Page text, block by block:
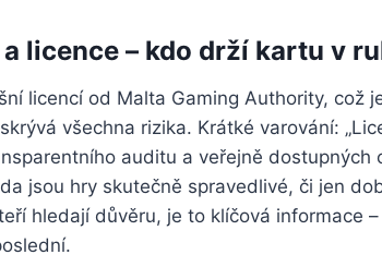
licence – kdo drží kartu v
licencí od Malta Gaming Authority, což
všechna rizika. Krátké varování:
auditu a veřejně
jsou hry skutečně spravedlivé, či jen
hledají důvěru, je to klíčová informace